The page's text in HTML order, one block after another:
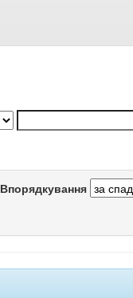
Впорядкування